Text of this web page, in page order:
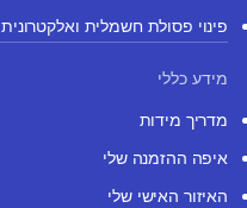
פינוי פסולת חשמלית ואלקטרונית
מידע כללי
מדריך מידות
איפה ההזמנה שלי
האיזור האישי שלי